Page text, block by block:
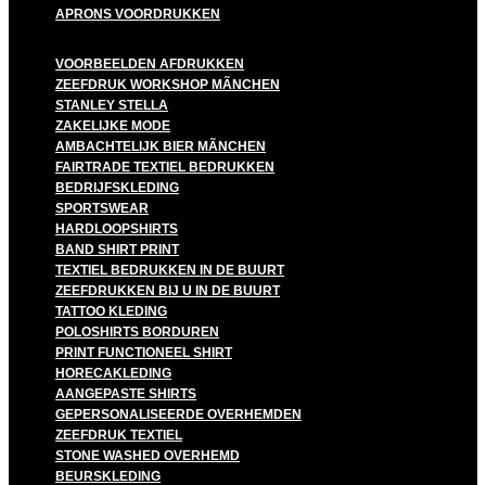
APRONS VOORDRUKKEN
VOORBEELDEN AFDRUKKEN
ZEEFDRUK WORKSHOP MÃNCHEN
STANLEY STELLA
ZAKELIJKE MODE
AMBACHTELIJK BIER MÃNCHEN
FAIRTRADE TEXTIEL BEDRUKKEN
BEDRIJFSKLEDING
SPORTSWEAR
HARDLOOPSHIRTS
BAND SHIRT PRINT
TEXTIEL BEDRUKKEN IN DE BUURT
ZEEFDRUKKEN BIJ U IN DE BUURT
TATTOO KLEDING
POLOSHIRTS BORDUREN
PRINT FUNCTIONEEL SHIRT
HORECAKLEDING
AANGEPASTE SHIRTS
GEPERSONALISEERDE OVERHEMDEN
ZEEFDRUK TEXTIEL
STONE WASHED OVERHEMD
BEURSKLEDING